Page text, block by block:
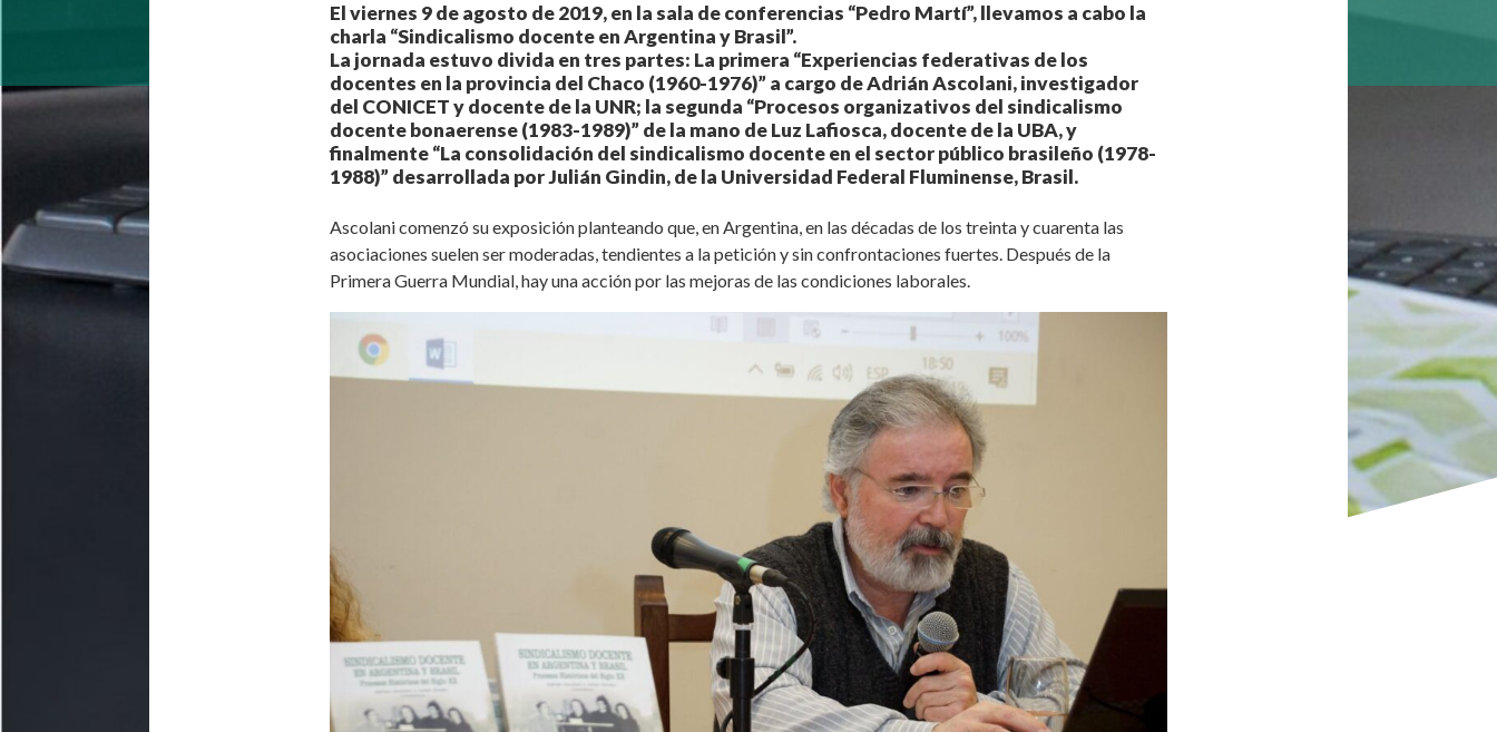
El viernes 9 de agosto de 2019, en la sala de conferencias “Pedro Martí”, llevamos a cabo la
charla “Sindicalismo docente en Argentina y Brasil”.
La jornada estuvo divida en tres partes: La primera “Experiencias federativas de los
docentes en la provincia del Chaco (1960-1976)” a cargo de Adrián Ascolani, investigador
del CONICET y docente de la UNR; la segunda “Procesos organizativos del sindicalismo
docente bonaerense (1983-1989)” de la mano de Luz Lafiosca, docente de la UBA, y
finalmente “La consolidación del sindicalismo docente en el sector público brasileño (1978-
1988)” desarrollada por Julián Gindin, de la Universidad Federal Fluminense, Brasil.
Ascolani comenzó su exposición planteando que, en Argentina, en las décadas de los treinta y cuarenta las
asociaciones suelen ser moderadas, tendientes a la petición y sin confrontaciones fuertes. Después de la
Primera Guerra Mundial, hay una acción por las mejoras de las condiciones laborales.